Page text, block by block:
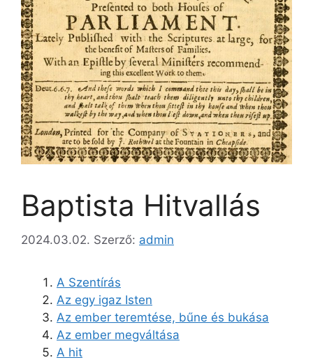
Baptista Hitvallás
2024.03.02. Szerző: admin
A Szentírás
Az egy igaz Isten
Az ember teremtése, bűne és bukása
Az ember megváltása
A hit